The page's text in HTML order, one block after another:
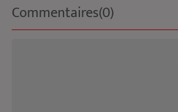
Commentaires(0)